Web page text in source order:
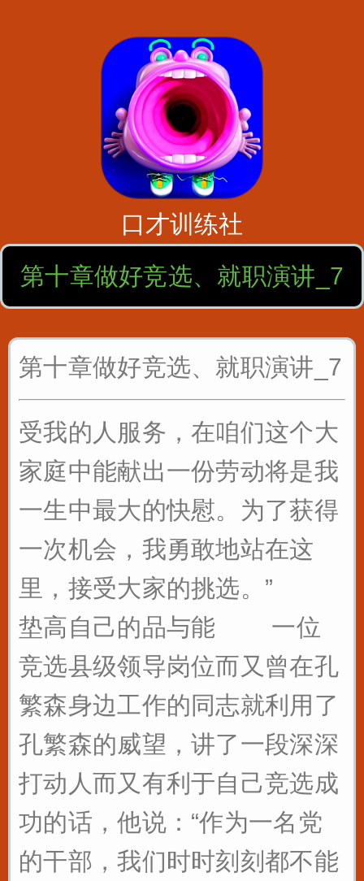
口才训练社
第十章做好竞选、就职演讲_7
第十章做好竞选、就职演讲_7
受我的人服务，在咱们这个大
家庭中能献出一份劳动将是我
一生中最大的快慰。为了获得
一次机会，我勇敢地站在这
里，接受大家的挑选。”
垫高自己的品与能 一位
竞选县级领导岗位而又曾在孔
繁森身边工作的同志就利用了
孔繁森的威望，讲了一段深深
打动人而又有利于自己竞选成
功的话，他说：“作为一名党
的干部，我们时时刻刻都不能